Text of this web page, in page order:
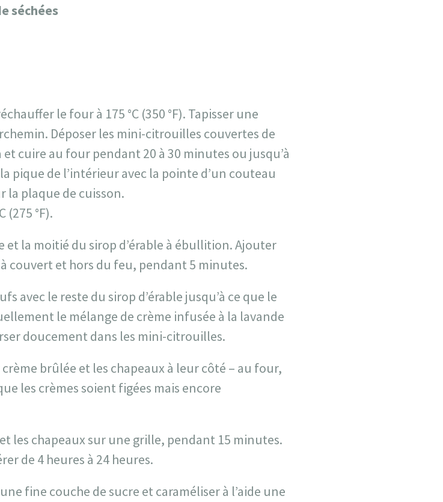
séchées
le four à 175 °C (350 °F). Tapisser une
Déposer les mini-citrouilles couvertes de
cuire au four pendant 20 à 30 minutes ou jusqu’à
pique de l’intérieur avec la pointe d’un couteau
la plaque de cuisson.
(275 °F).
et la moitié du sirop d’érable à ébullition. Ajouter
couvert et hors du feu, pendant 5 minutes.
avec le reste du sirop d’érable jusqu’à ce que le
le mélange de crème infusée à la lavande
doucement dans les mini-citrouilles.
brûlée et les chapeaux à leur côté – au four,
les crèmes soient figées mais encore
les chapeaux sur une grille, pendant 15 minutes.
de 4 heures à 24 heures.
fine couche de sucre et caraméliser à l’aide une